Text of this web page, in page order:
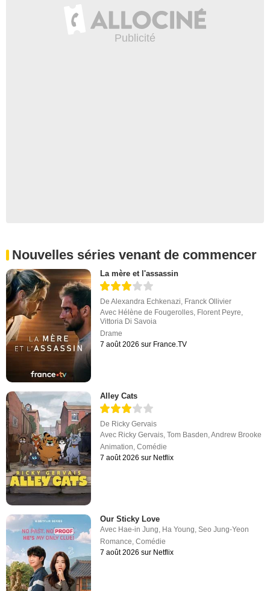
Nouvelles séries venant de commencer
La mère et l'assassin
DeAlexandra Echkenazi, Franck Ollivier
Avec Hélène de Fougerolles, Florent Peyre,
Vittoria Di Savoia
Drame
7 août 2026 sur France.TV
Alley Cats
De Ricky Gervais
Avec Ricky Gervais,Tom Basden,Andrew Brooke
Animation,Comédie
7 août 2026 sur Netflix
Our Sticky Love
Avec Hae-in Jung Ha Young ,Seo Jung-Yeon
Romance ,Comédie
7 août 2026 sur Netflix